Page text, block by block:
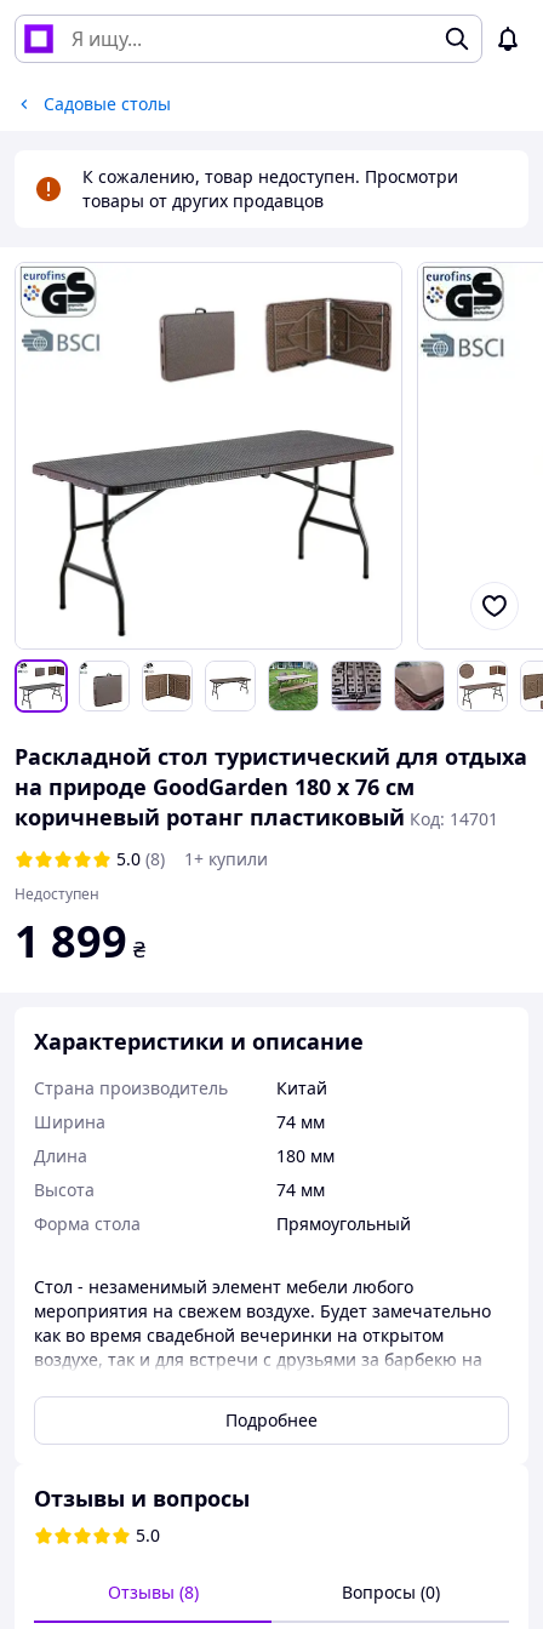
Садовые столы
К сожалению, товар недоступен. Просмотри
товары от других продавцов
Раскладной стол туристический для отдыха
на природе GoodGarden 180 х 76 см
коричневый ротанг пластиковый Код: 14701
5.0 (8) 1+ купили
Недоступен
1 899 ₴
Характеристики и описание
Страна производитель
Китай
Ширина
74 мм
Длина
180 мм
Высота
74 мм
Форма стола
Прямоугольный
Cтол - незаменимый элемент мебели любого
мероприятия на свежем воздухе. Будет замечательно
как во время свадебной вечеринки на открытом
воздухе, так и для встречи с друзьями за барбекю на
можно использовать как оборудование для
выставочного стенда или торговой палатки. Наш стол
складывается в практичный чемодан - для переноски
используется специальная тканевая ручка, покрытая
укреплен дополнительными металлическими замками.
Подробнее
Отзывы и вопросы
5.0
Отзывы (8) Вопросы (0)